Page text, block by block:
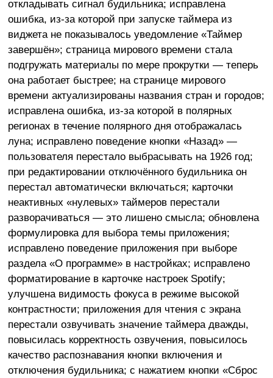
откладывать сигнал будильника; исправлена
ошибка, из-за которой при запуске таймера из
виджета не показывалось уведомление «Таймер
завершён»; страница мирового времени стала
подгружать материалы по мере прокрутки — теперь
она работает быстрее; на странице мирового
времени актуализированы названия стран и городов;
исправлена ошибка, из-за которой в полярных
регионах в течение полярного дня отображалась
луна; исправлено поведение кнопки «Назад» —
пользователя перестало выбрасывать на 1926 год;
при редактировании отключённого будильника он
перестал автоматически включаться; карточки
неактивных «нулевых» таймеров перестали
разворачиваться — это лишено смысла; обновлена
формулировка для выбора темы приложения;
исправлено поведение приложения при выборе
раздела «О программе» в настройках; исправлено
форматирование в карточке настроек Spotify;
улучшена видимость фокуса в режиме высокой
контрастности; приложения для чтения с экрана
перестали озвучивать значение таймера дважды,
повысилась корректность озвучения, повысилось
качество распознавания кнопки включения и
отключения будильника; с нажатием кнопки «Сброс